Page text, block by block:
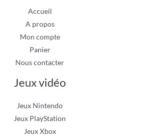
Accueil
A propos
Mon compte
Panier
Nous contacter
Jeux vidéo
Jeux Nintendo
Jeux PlayStation
Jeux Xbox